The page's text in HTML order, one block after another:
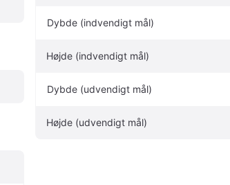
Dybde (indvendigt mål)
Højde (indvendigt mål)
Dybde (udvendigt mål)
Højde (udvendigt mål)